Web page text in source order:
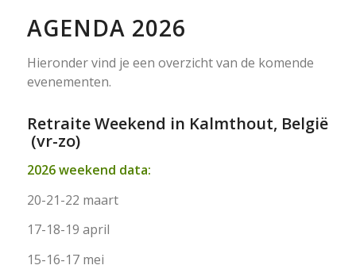
AGENDA 2026
Hieronder vind je een overzicht van de komende
evenementen.
Retraite Weekend in Kalmthout, België
(vr-zo)
2026 weekend data:
20-21-22 maart
17-18-19 april
15-16-17 mei